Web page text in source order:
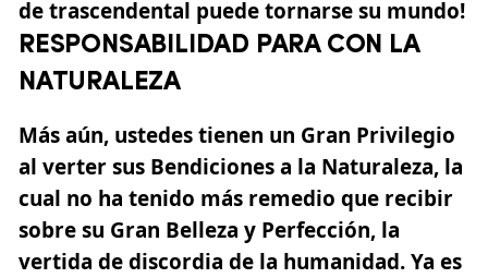
de trascendental puede tornarse su mundo!
RESPONSABILIDAD PARA CON LA
NATURALEZA
Más aún, ustedes tienen un Gran Privilegio
al verter sus Bendiciones a la Naturaleza, la
cual no ha tenido más remedio que recibir
sobre su Gran Belleza y Perfección, la
vertida de discordia de la humanidad. Ya es